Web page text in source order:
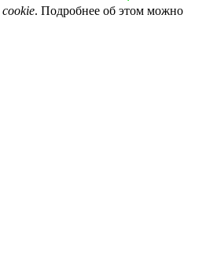
cookie. Подробнее об этом можно